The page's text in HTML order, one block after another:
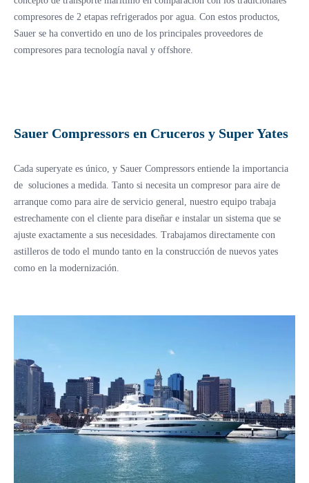
compresores de 2 etapas refrigerados por agua. Con estos productos,
Sauer se ha convertido en uno de los principales proveedores de
compresores para tecnología naval y offshore.
Sauer Compressors en Cruceros y Super Yates
Cada superyate es único, y Sauer Compressors entiende la importancia
de soluciones a medida. Tanto si necesita un compresor para aire de
arranque como para aire de servicio general, nuestro equipo trabaja
estrechamente con el cliente para diseñar e instalar un sistema que se
ajuste exactamente a sus necesidades. Trabajamos directamente con
astilleros de todo el mundo tanto en la construcción de nuevos yates
como en la modernización.